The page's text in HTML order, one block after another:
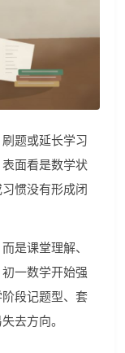
题或延长学习
面看是数学状
惯没有形成闭
是课堂理解、
一数学开始强
段记题型、套
去方向。